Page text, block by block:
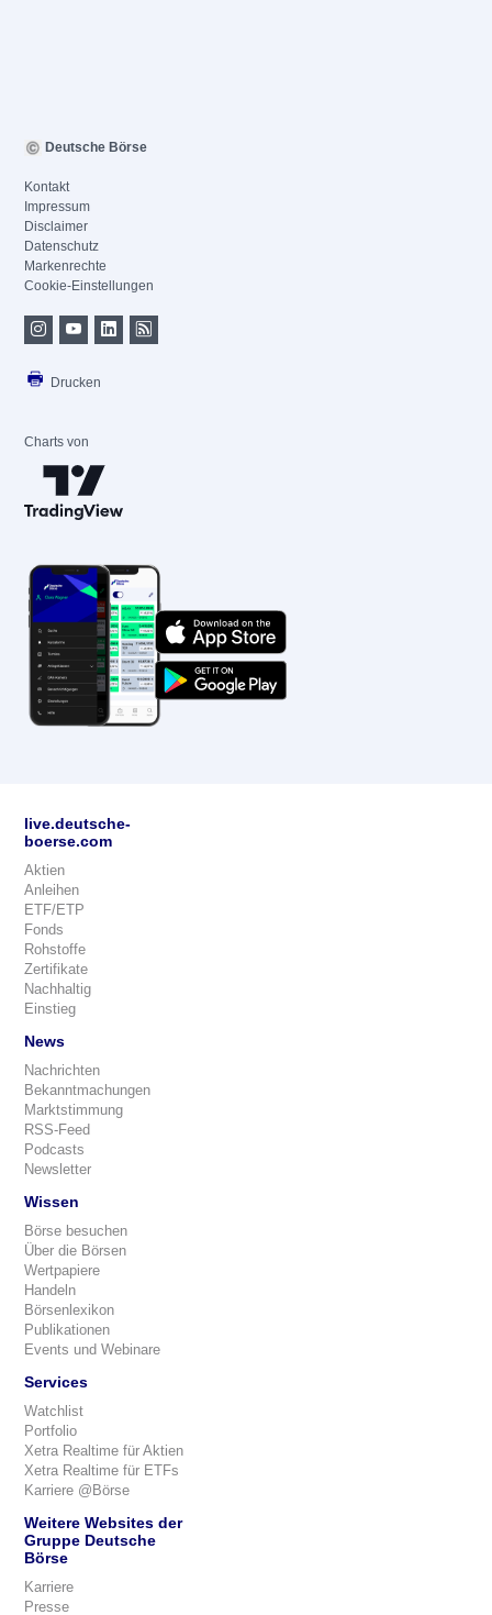
Deutsche Börse
Kontakt
Impressum
Disclaimer
Datenschutz
Markenrechte
Cookie-Einstellungen
Drucken
Charts von
live.deutsche-
boerse.com
Aktien
Anleihen
ETF/ETP
Fonds
Rohstoffe
Zertifikate
Nachhaltig
Einstieg
News
Nachrichten
Bekanntmachungen
Marktstimmung
RSS-Feed
Podcasts
Newsletter
Wissen
Börse besuchen
Über die Börsen
Wertpapiere
Handeln
Börsenlexikon
Publikationen
Events und Webinare
Services
Watchlist
Portfolio
Xetra Realtime für Aktien
Xetra Realtime für ETFs
Karriere @Börse
Weitere Websites der
Gruppe Deutsche
Börse
Karriere
Presse